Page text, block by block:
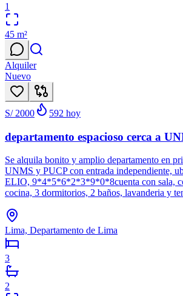
1
45 m²
Alquiler
Nuevo
S/ 2000 592 hoy
departamento espacioso cerca a
Se alquila bonito y amplio departamento en
UNMS y PUCP con entrada independiente,
ELIO, 9*4*5*6*2*3*9*0*8cuenta con sala,
cocina, 3 dormitorios, 2 baños, lavanderia y
Lima, Departamento de Lima
3
2